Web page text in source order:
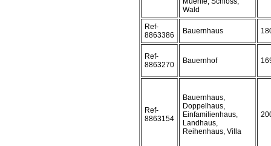
Wald
Ref-
8863386
Bauernhaus
Ref-
8863270
Bauernhof
Ref-
8863154
Bauernhaus,
Doppelhaus,
Einfamilienhaus,
Landhaus,
Reihenhaus, Villa